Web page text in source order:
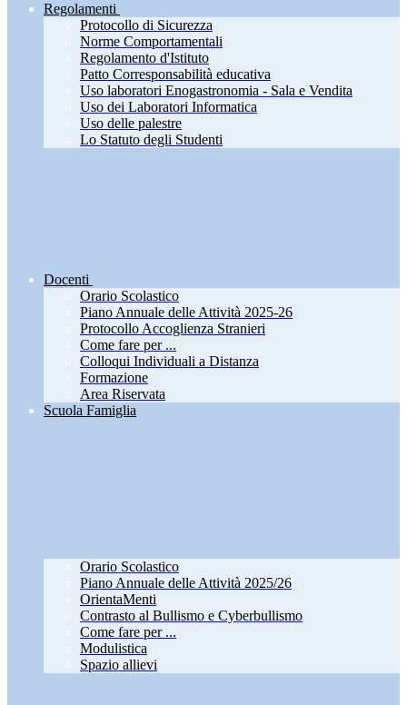
Regolamenti
Protocollo di Sicurezza
Norme Comportamentali
Regolamento d'Istituto
Patto Corresponsabilità educativa
Uso laboratori Enogastronomia - Sala e Vendita
Uso dei Laboratori Informatica
Uso delle palestre
Lo Statuto degli Studenti
Docenti
Orario Scolastico
Piano Annuale delle Attività 2025-26
Protocollo Accoglienza Stranieri
Come fare per ...
Colloqui Individuali a Distanza
Formazione
Area Riservata
Scuola Famiglia
Orario Scolastico
Piano Annuale delle Attività 2025/26
OrientaMenti
Contrasto al Bullismo e Cyberbullismo
Come fare per ...
Modulistica
Spazio allievi